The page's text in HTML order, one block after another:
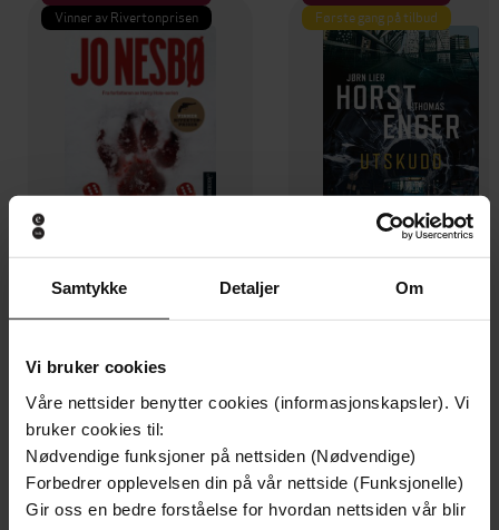
Samtykke Detaljer Om
Vi bruker cookies
Våre nettsider benytter cookies (informasjonskapsler). Vi
bruker cookies til:
Nødvendige funksjoner på nettsiden (Nødvendige)
Forbedrer opplevelsen din på vår nettside (Funksjonelle)
Gir oss en bedre forståelse for hvordan nettsiden vår blir
Vinner av Rivertonprisen
199,-
Minnesota
EBOK
Første gang på tilbud
349,-
EBOK